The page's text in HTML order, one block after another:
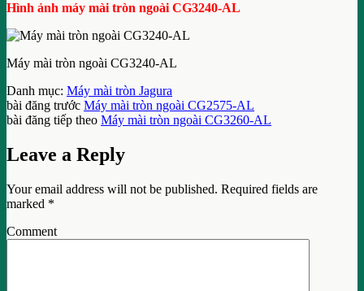
Hình ảnh máy mài tròn ngoài CG3240-AL
Máy mài tròn ngoài CG3240-AL
Danh mục: Máy mài tròn Jagura
bài đăng trước Máy mài tròn ngoài CG2575-AL
bài đăng tiếp theo Máy mài tròn ngoài CG3260-AL
Leave a Reply
Your email address will not be published. Required fields are
marked *
Comment